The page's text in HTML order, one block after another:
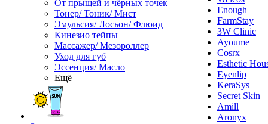
От прыщей и чёрных точек
Тонер/ Тоник/ Мист
Эмульсия/ Лосьон/ Флюид
Кинезио тейпы
Массажер/ Мезороллер
Уход для губ
Эссенция/ Масло
Ещё
Enough
FarmStay
3W Clinic
Ayoume
Cosrx
Esthetic
Eyenlip
KeraSys
Secret Skin
Amill
Aronyx